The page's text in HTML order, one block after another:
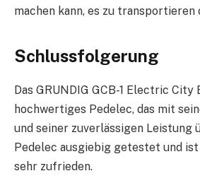
machen kann, es zu transportieren
Schlussfolgerung
Das GRUNDIG GCB-1 Electric City
hochwertiges Pedelec, das mit
und seiner zuverlässigen Leistung
Pedelec ausgiebig getestet und
sehr zufrieden.